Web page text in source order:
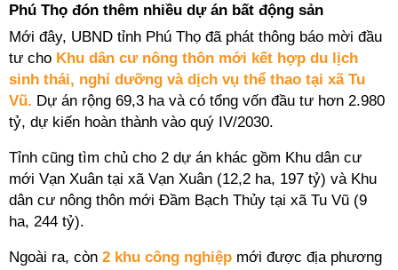
Phú Thọ đón thêm nhiều dự án bất động sản
Mới đây, UBND tỉnh Phú Thọ đã phát thông báo mời đầu
tư cho Khu dân cư nông thôn mới kết hợp du lịch
sinh thái, nghỉ dưỡng và dịch vụ thể thao tại xã Tu
Vũ. Dự án rộng 69,3 ha và có tổng vốn đầu tư hơn 2.980
tỷ, dự kiến hoàn thành vào quý IV/2030.
Tỉnh cũng tìm chủ cho 2 dự án khác gồm Khu dân cư
mới Vạn Xuân tại xã Vạn Xuân (12,2 ha, 197 tỷ) và Khu
dân cư nông thôn mới Đầm Bạch Thủy tại xã Tu Vũ (9
ha, 244 tỷ).
Ngoài ra, còn 2 khu công nghiệp mới được địa phương